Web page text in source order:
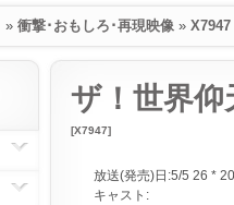
» 衝撃･おもしろ･再現映像 » X7947
ザ！世界
[X7947]
放送(発売)日:5/5 26 *
キャスト: